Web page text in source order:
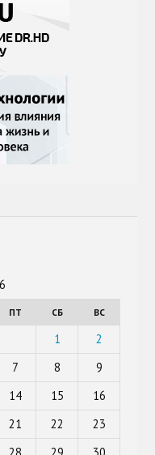
ПТ СБ ВС
1
2
7 8
9
14 15
16
21 22
23